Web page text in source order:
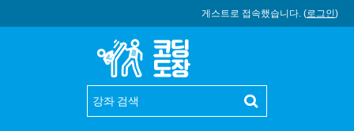
게스트로 접속했습니다. (로그인)